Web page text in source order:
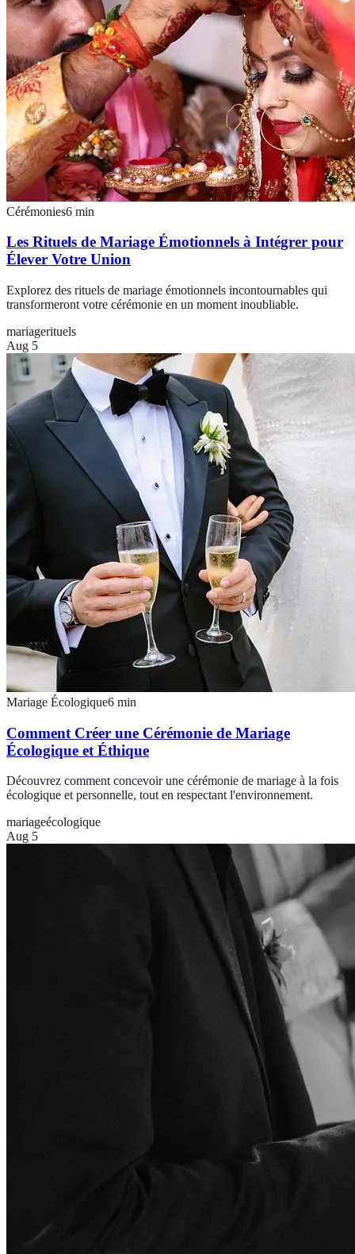
Cérémonies6 min
Les Rituels de Mariage Émotionnels à Intégrer pour
Élever Votre Union
Explorez des rituels de mariage émotionnels incontournables qui
transformeront votre cérémonie en un moment inoubliable.
mariagerituels
Aug 5
Mariage Écologique6 min
Comment Créer une Cérémonie de Mariage
Écologique et Éthique
Découvrez comment concevoir une cérémonie de mariage à la fois
écologique et personnelle, tout en respectant l'environnement.
mariageécologique
Aug 5